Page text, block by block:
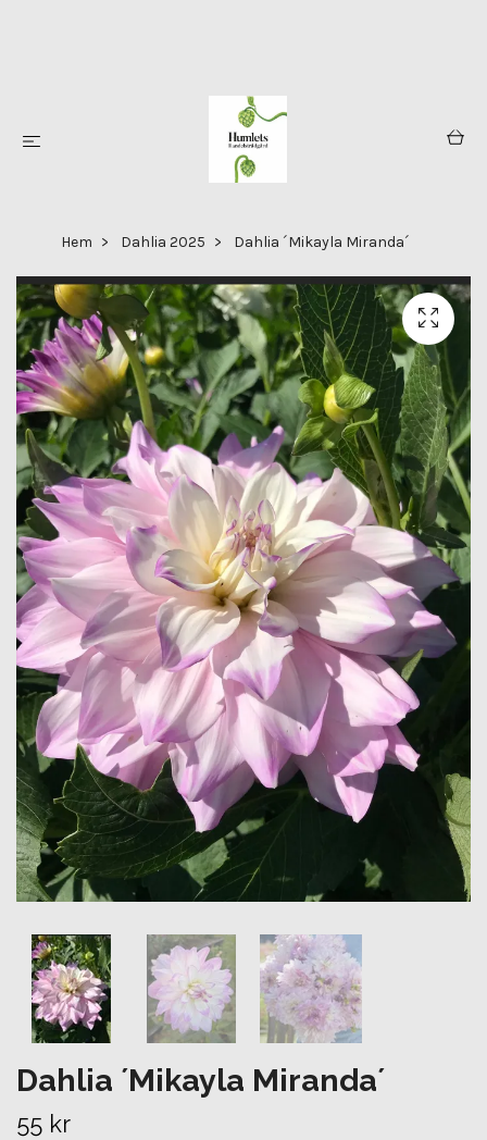
Hem Dahlia 2025 Dahlia ´Mikayla Miranda´
Dahlia ´Mikayla Miranda´
55 kr